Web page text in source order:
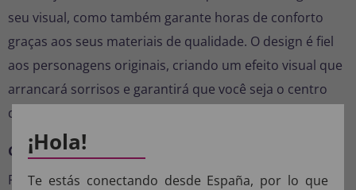
seu visual, como também garante horas de conforto
graças aos seus materiais de qualidade. O design é fiel
aos personagens originais, criando um efeito visual que
arrancará sorrisos e garantirá que você seja o centro
das atenções.
Como cuidar disso
Recomenda-se lavar à mão em água fria para manter as
¡Hola!
Te estás conectando desde España, por lo que